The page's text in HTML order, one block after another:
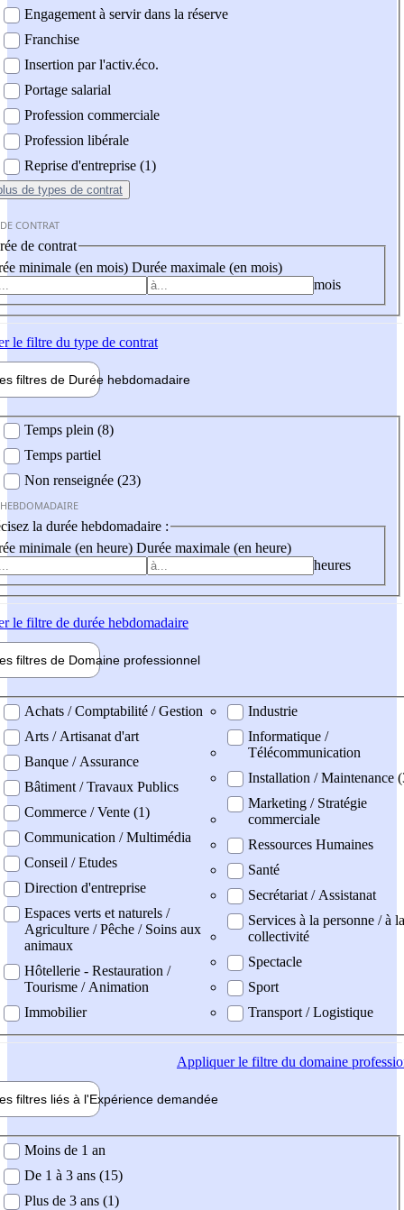
Engagement à servir dans la réserve
Franchise
Insertion par l'activ.éco.
Portage salarial
Profession commerciale
Profession libérale
Reprise d'entreprise (1)
de types de contrat
CONTRAT
de contrat
minimale (en mois) Durée maximale (en mois)
mois
le filtre du type de contrat
filtres de Durée hebdomadaire
Temps plein (8)
Temps partiel
Non renseignée (23)
la durée hebdomadaire :
minimale (en heure) Durée maximale (en heure)
heures
le filtre de durée hebdomadaire
filtres de Domaine professionnel
professionel
Achats / Comptabilité / Gestion
Arts / Artisanat d'art
Banque / Assurance
Bâtiment / Travaux Publics
Commerce / Vente (1)
Communication / Multimédia
Conseil / Etudes
Direction d'entreprise
Espaces verts et naturels /
Agriculture / Pêche / Soins aux
animaux
Hôtellerie - Restauration /
Tourisme / Animation
Immobilier
Industrie
Informatique /
Télécommunication
Installation / Maintenance
Marketing / Stratégie
commerciale
Ressources Humaines
Santé
Secrétariat / Assistanat
Services à la personne / à la
collectivité
Spectacle
Sport
Transport / Logistique
Appliquerle filtre du domaine
filtres liés à l'Expérience demandée
demandée
Moins de 1 an
De 1 à 3 ans (15)
Plus de 3 ans (1)